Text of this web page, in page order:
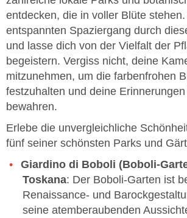
entdecken, die in voller Blüte
entspannten Spaziergang durch
und lasse dich von der Vielfalt der
begeistern. Vergiss nicht, deine
mitzunehmen, um die farbenfrohen
festzuhalten und deine
bewahren.
Erlebe die unvergleichliche
fünf seiner schönsten Parks und
Giardino di Boboli (Boboli-
Toskana: Der Boboli-Garten ist
Renaissance- und
seine atemberaubenden